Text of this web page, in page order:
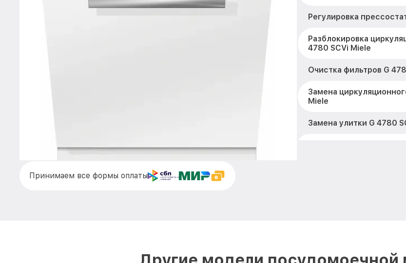
Регулировка
Разблокировка
4780 SCVi Miele
Очистка фильтров G
Замена
Miele
Замена улитки G 4780
Ремонт
Miele
Принимаем все формы оплаты